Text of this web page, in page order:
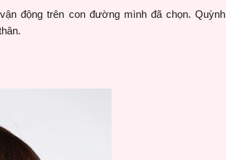
động trên con đường mình đã chọn. Quỳnh